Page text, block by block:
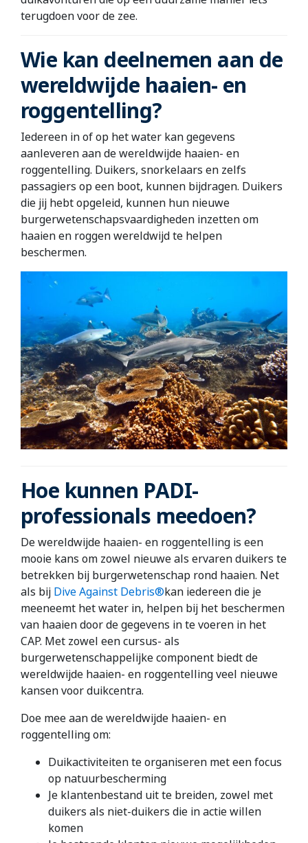
terugdoen voor de zee.
Wie kan deelnemen aan de
wereldwijde haaien- en
roggentelling?
Iedereen in of op het water kan gegevens
aanleveren aan de wereldwijde haaien- en
roggentelling. Duikers, snorkelaars en zelfs
passagiers op een boot, kunnen bijdragen. Duikers
die jij hebt opgeleid, kunnen hun nieuwe
burgerwetenschapsvaardigheden inzetten om
haaien en roggen wereldwijd te helpen
beschermen.
Hoe kunnen PADI-
professionals meedoen?
De wereldwijde haaien- en roggentelling is een
mooie kans om zowel nieuwe als ervaren duikers te
betrekken bij burgerwetenschap rond haaien. Net
als bij Dive Against Debris®kan iedereen die je
meeneemt het water in, helpen bij het beschermen
van haaien door de gegevens in te voeren in het
CAP. Met zowel een cursus- als
burgerwetenschappelijke component biedt de
wereldwijde haaien- en roggentelling veel nieuwe
kansen voor duikcentra.
Doe mee aan de wereldwijde haaien- en
roggentelling om:
Duikactiviteiten te organiseren met een focus
op natuurbescherming
Je klantenbestand uit te breiden, zowel met
duikers als niet-duikers die in actie willen
komen